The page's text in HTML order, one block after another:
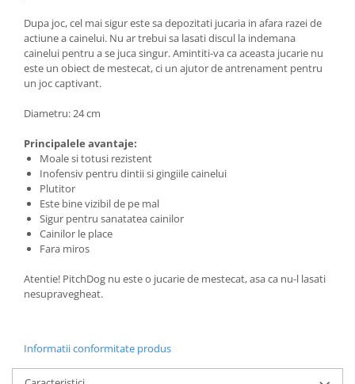
Dupa joc, cel mai sigur este sa depozitati jucaria in afara razei de
actiune a cainelui. Nu ar trebui sa lasati discul la indemana
cainelui pentru a se juca singur. Amintiti-va ca aceasta jucarie nu
este un obiect de mestecat, ci un ajutor de antrenament pentru
un joc captivant.
Diametru: 24 cm
Principalele avantaje:
Moale si totusi rezistent
Inofensiv pentru dintii si gingiile cainelui
Plutitor
Este bine vizibil de pe mal
Sigur pentru sanatatea cainilor
Cainilor le place
Fara miros
Atentie! PitchDog nu este o jucarie de mestecat, asa ca nu-l lasati
nesupravegheat.
Informatii conformitate produs